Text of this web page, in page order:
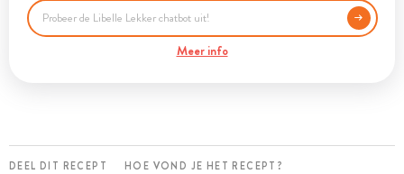
Meer info
DEEL DIT RECEPT HOE VOND JE HET RECEPT?